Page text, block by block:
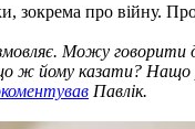
зокрема про війну.
Можу
ж йому казати?
Павлік.